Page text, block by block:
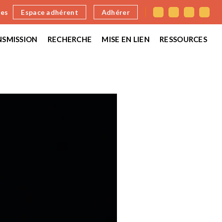
Espace adhérent Adhérer
RECHERCHE MISE EN LIEN RESSOURCES